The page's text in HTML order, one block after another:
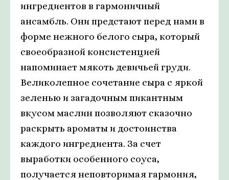
ингредиентов в гармоничный
ансамбль. Они предстают перед нами в
форме нежного белого сыра, который
своеобразной консистенцией
напоминает мякоть девичьей груди.
Великолепное сочетание сыра с яркой
зеленью и загадочным пикантным
вкусом маслин позволяют сказочно
раскрыть ароматы и достоинства
каждого ингредиента. За счет
выработки особенного соуса,
получается неповторимая гармония,